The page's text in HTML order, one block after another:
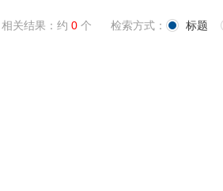
相关结果：约 0 个 检索方式： 标题